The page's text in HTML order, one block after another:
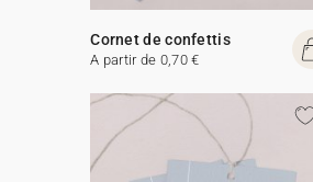
Cornet de confettis
A partir de 0,70 €